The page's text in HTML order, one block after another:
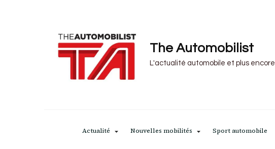
The Automobilist
L'actualité automobile et plus encore
Actualité Nouvelles mobilités Sport automobile